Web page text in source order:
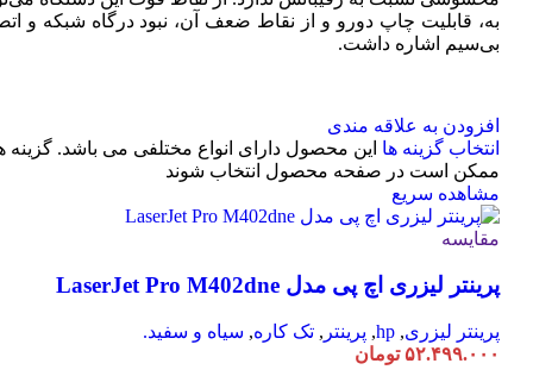
به، قابلیت چاپ دورو و از نقاط ضعف آن، نبود درگاه شبکه و
بی‌سیم اشاره داشت.
افزودن به علاقه مندی
انتخاب گزینه ها این محصول دارای انواع مختلفی می باشد. گزینه
ممکن است در صفحه محصول انتخاب شوند
مشاهده سریع
مقایسه
پرینتر لیزری اچ پی مدل LaserJet Pro M402dne
پرینتر لیزری,
hp
, پرینتر , تک کاره, سیاه و سفید.
۵۲.۴۹۹.۰۰۰ تومان